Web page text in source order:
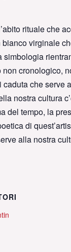
rituale che
virginale
cronologico,
che
nostra cultura
del tempo, la
di
alla nostra